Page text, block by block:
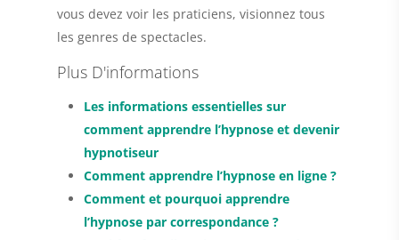
vous devez voir les praticiens, visionnez tous
les genres de spectacles.
Plus D'informations
Les informations essentielles sur
comment apprendre l’hypnose et devenir
hypnotiseur
Comment apprendre l’hypnose en ligne ?
Comment et pourquoi apprendre
l’hypnose par correspondance ?